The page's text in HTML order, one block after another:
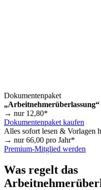
Dokumentenpaket
„Arbeitnehmerüberlassung“
→ nur 12,80*
Dokumentenpaket kaufen
Alles sofort lesen & Vorlagen
→ nur66,00 pro Jahr*
Premium-Mitglied werden
Was regelt das